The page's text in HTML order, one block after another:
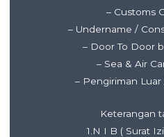
– Customs
– Undername /
– Door To Door
– Sea & Air
– Pengiriman
Keterangan
1.N I B ( Surat